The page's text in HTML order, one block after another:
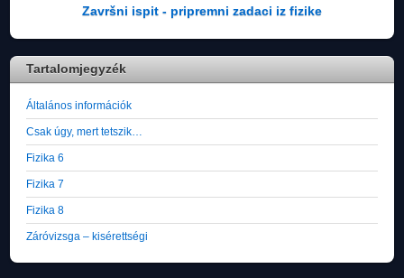
Završni ispit - pripremni zadaci iz fizike
Tartalomjegyzék
Általános információk
Csak úgy, mert tetszik…
Fizika 6
Fizika 7
Fizika 8
Záróvizsga – kisérettségi